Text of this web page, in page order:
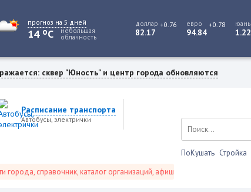
прогноз на 5 дней
14 oC небольшая
облачность
доллар
82.17
+0.76 евро
94.84
+0.78 юань
1.22
сквер "Юность" и центр города обновляются
Расписание транспорта
Автобусы, электрички
справочник, каталог организаций, афиша событий и не только это.
ПоКушать Стройка